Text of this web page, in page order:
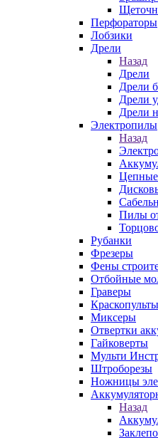
Перфораторы
Лобзики
Дрели
Назад
Дрели
Дрели
Дрели
Дрели
Электропилы
Назад
Пилы
Рубанки
Фрезеры
Фены
Отбойные
Граверы
Миксеры
Отвертки
Гайковерты
Мульти
Штроборезы
Ножницы
Назад